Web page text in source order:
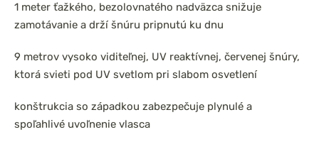
1 meter ťažkého, bezolovnatého nadväzca snižuje
zamotávanie a drží šnúru pripnutú ku dnu
9 metrov vysoko viditeľnej, UV reaktívnej, červenej šnúry,
ktorá svieti pod UV svetlom pri slabom osvetlení
konštrukcia so západkou zabezpečuje plynulé a
spoľahlivé uvoľnenie vlasca